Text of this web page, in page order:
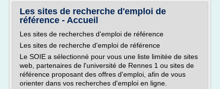
Les sites de recherche d'emploi de
référence - Accueil
Les sites de recherches d'emploi de référence
Les sites de recherche d'emploi de référence
Le SOIE a sélectionné pour vous une liste limitée de sites
web, partenaires de l'université de Rennes 1 ou sites de
référence proposant des offres d'emploi, afin de vous
orienter dans vos recherches d'emploi en ligne.